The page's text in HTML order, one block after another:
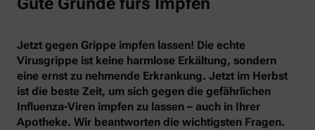
Jetzt gegen Grippe impfen lassen! Die echte
Virusgrippe ist keine harmlose Erkältung, sondern
eine ernst zu nehmende Erkrankung. Jetzt im Herbst
ist die beste Zeit, um sich gegen die gefährlichen
Influenza-Viren impfen zu lassen – auch in Ihrer
Apotheke. Wir beantworten die wichtigsten Fragen.